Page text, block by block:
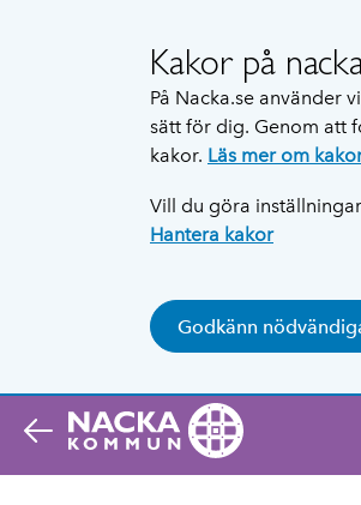
Kakor på
På Nacka.se använder
sätt för dig. Genom att
kakor. Läs mer om
Vill du göra
Hantera kakor
Godkänn